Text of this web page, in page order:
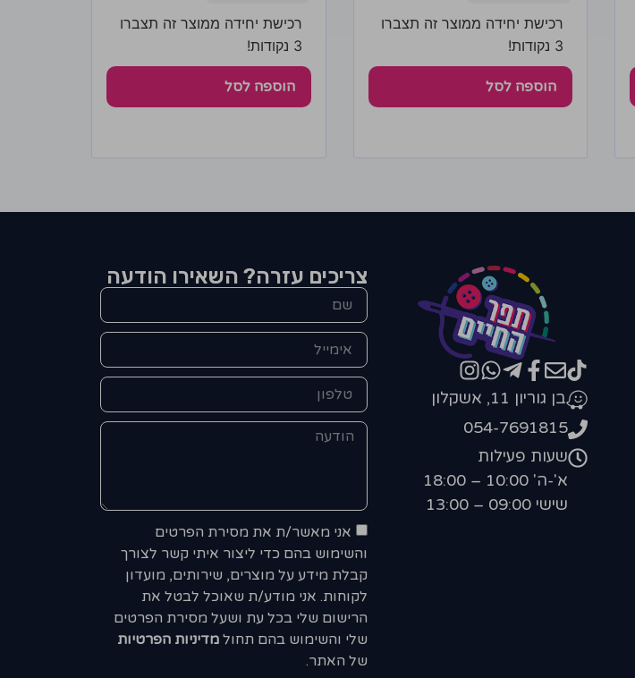
רכישת יחידה ממוצר זה תצברו
3 נקודות!
הוספה לסל
רכישת יחידה ממוצר זה תצברו
3 נקודות!
הוספה לסל
בן גוריון 11, אשקלון
054-7691815
שעות פעילות
א'-ה' 10:00 – 18:00
שישי 09:00 – 13:00
צריכים עזרה? השאירו הודעה
אני מאשר/ת את מסירת הפרטים
והשימוש בהם כדי ליצור איתי קשר לצורך
קבלת מידע על מוצרים, שירותים, מועדון
לקוחות. אני מודע/ת שאוכל לבטל את
הרישום שלי בכל עת ושעל מסירת הפרטים
שלי והשימוש בהם תחול מדיניות הפרטיות
של האתר.